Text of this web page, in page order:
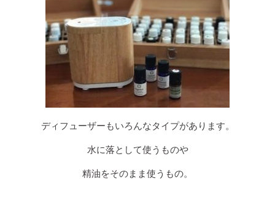
ディフューザーもいろんなタイプがあります。
水に落として使うものや
精油をそのまま使うもの。